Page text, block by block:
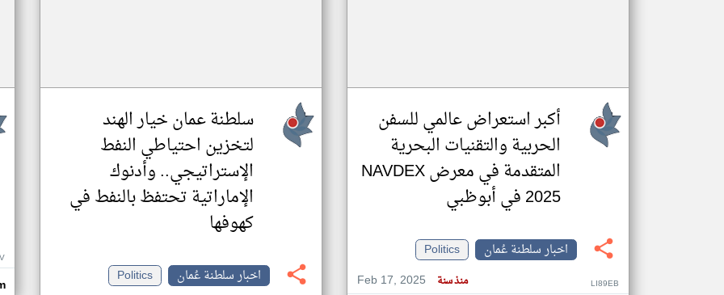
أكبر استعراض عالمي للسفن
الحربية والتقنيات البحرية
المتقدمة في معرض NAVDEX
2025 في أبوظبي
اخبار سلطنة عُمان
Politics
Feb 17, 2025
منذ سنة LI89EB
سلطنة عمان خيار الهند
لتخزين احتياطي النفط
الإستراتيجي.. وأدنوك
الإماراتية تحتفظ بالنفط في
كهوفها
اخبار سلطنة عُمان
Politics